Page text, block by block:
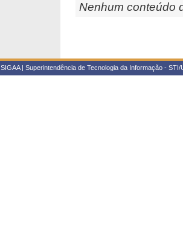
Nenhum conteúdo
SIGAA | Superintendência de Tecnologia da Informação -